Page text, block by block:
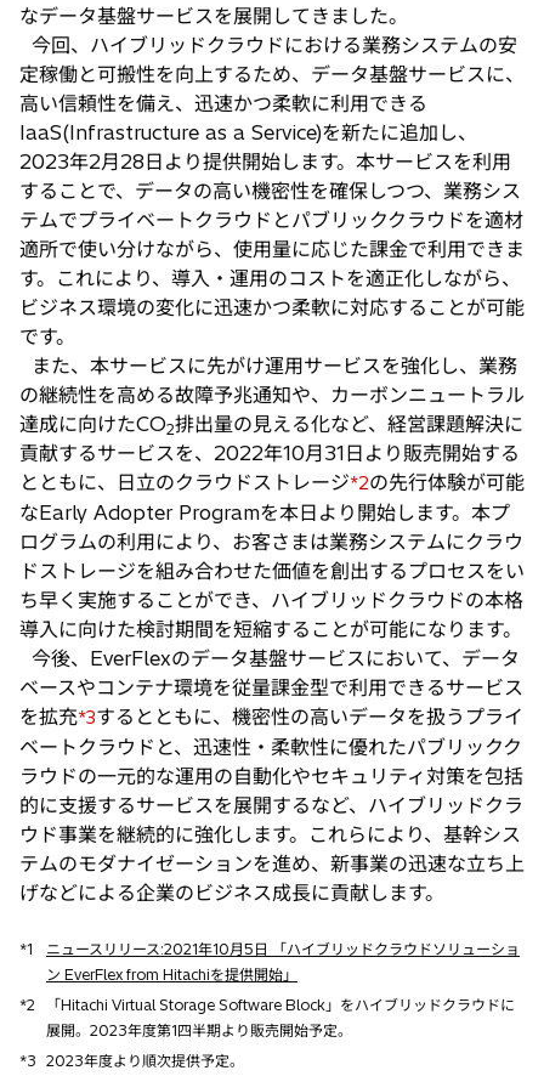
なデータ基盤サービスを展開してきました。
今回、ハイブリッドクラウドにおける業務システムの安
定稼働と可搬性を向上するため、データ基盤サービスに、
高い信頼性を備え、迅速かつ柔軟に利用できる
IaaS(Infrastructure as a Service)を新たに追加し、
2023年2月28日より提供開始します。本サービスを利用
することで、データの高い機密性を確保しつつ、業務シス
テムでプライベートクラウドとパブリッククラウドを適材
適所で使い分けながら、使用量に応じた課金で利用できま
す。これにより、導入・運用のコストを適正化しながら、
ビジネス環境の変化に迅速かつ柔軟に対応することが可能
です。
また、本サービスに先がけ運用サービスを強化し、業務
の継続性を高める故障予兆通知や、カーボンニュートラル
達成に向けたCO2排出量の見える化など、経営課題解決に
貢献するサービスを、2022年10月31日より販売開始する
とともに、日立のクラウドストレージ*2の先行体験が可能
なEarly Adopter Programを本日より開始します。本プ
ログラムの利用により、お客さまは業務システムにクラウ
ドストレージを組み合わせた価値を創出するプロセスをい
ち早く実施することができ、ハイブリッドクラウドの本格
導入に向けた検討期間を短縮することが可能になります。
今後、EverFlexのデータ基盤サービスにおいて、データ
ベースやコンテナ環境を従量課金型で利用できるサービス
を拡充*3するとともに、機密性の高いデータを扱うプライ
ベートクラウドと、迅速性・柔軟性に優れたパブリックク
ラウドの一元的な運用の自動化やセキュリティ対策を包括
的に支援するサービスを展開するなど、ハイブリッドクラ
ウド事業を継続的に強化します。これらにより、基幹シス
テムのモダナイゼーションを進め、新事業の迅速な立ち上
げなどによる企業のビジネス成長に貢献します。
*1
ニュースリリース:2021年10月5日 「ハイブリッドクラウドソリューショ
ン EverFlex from Hitachiを提供開始」
*2
「Hitachi Virtual Storage Software Block」をハイブリッドクラウドに
展開。2023年度第1四半期より販売開始予定。
*3 2023年度より順次提供予定。